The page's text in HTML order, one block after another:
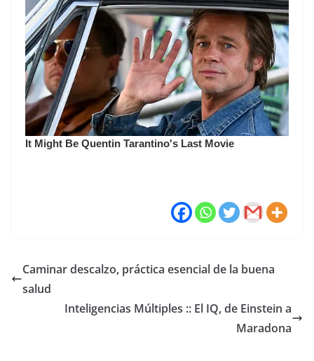
Caminar descalzo, práctica esencial de la buena
salud
Inteligencias Múltiples :: El IQ, de Einstein a
Maradona